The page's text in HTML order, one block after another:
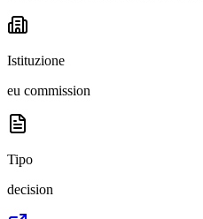
Istituzione
eu commission
Tipo
decision